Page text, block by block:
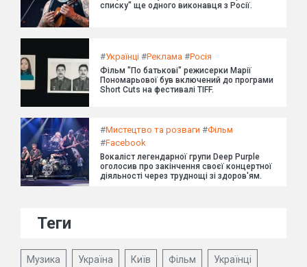
списку" ще одного виконавця з Росії.
#Українці #Реклама #Росія
Фільм "По батькові" режисерки Марії
Пономарьової був включений до програми
Short Cuts на фестивалі TIFF.
#Мистецтво та розваги #Фільм
#Facebook
Вокаліст легендарної групи Deep Purple
оголосив про закінчення своєї концертної
діяльності через труднощі зі здоров'ям.
Теги
Музика Україна Київ Фільм Українці